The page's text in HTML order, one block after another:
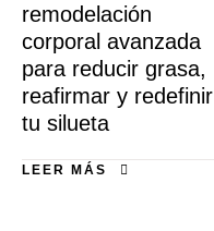
remodelación
corporal avanzada
para reducir grasa,
reafirmar y redefinir
tu silueta
LEER MÁS